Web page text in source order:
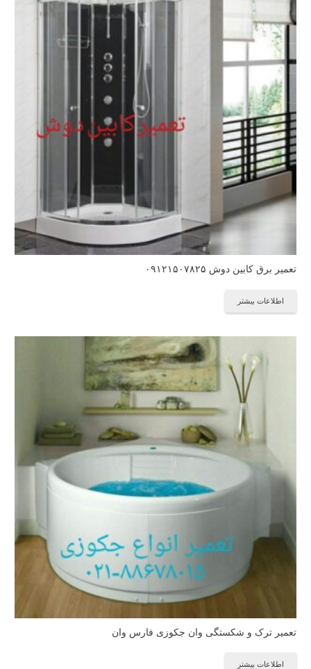
تعمیر برق کابین دوش ۰۹۱۲۱۵۰۷۸۲۵
اطلاعات بیشتر
تعمیر ترک و شکستگی وان جکوزی فارس وان
اطلاعات بیشتر